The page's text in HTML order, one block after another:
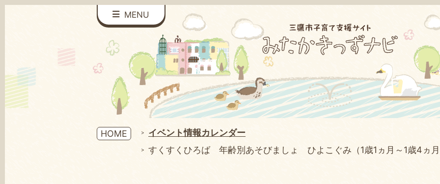
MENU
HOME
イベント情報カレンダー
すくすくひろば 年齢別あそびましょ ひよこぐみ（1歳1ヵ月～1歳4ヵ